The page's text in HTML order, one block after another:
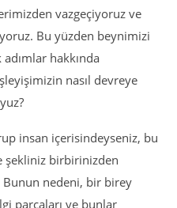
vazgeçiyoruz ve
Bu yüzden beynimizi
hakkında
nasıl devreye
insan içerisindeyseniz, bu
şekliniz birbirinizden
Bunun nedeni, bir birey
parçaları ve bunlar